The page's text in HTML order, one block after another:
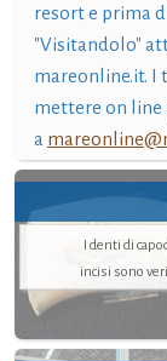
resort e prima
"Visitandolo"
mareonline.it. I
mettere on line
a
I denti di
incisi sono